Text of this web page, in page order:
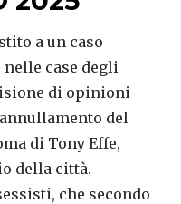
a un caso
case degli
di opinioni
del
di Tony Effe,
della città.
che secondo